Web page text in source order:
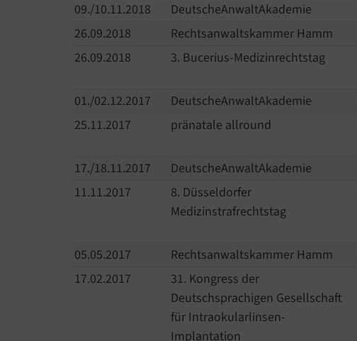
09./10.11.2018 DeutscheAnwaltAkademie
26.09.2018
Rechtsanwaltskammer Hamm
26.09.2018
3. Bucerius-Medizinrechtstag
01./02.12.2017
DeutscheAnwaltAkademie
25.11.2017
pränatale allround
17./18.11.2017
DeutscheAnwaltAkademie
11.11.2017
8. Düsseldorfer
Medizinstrafrechtstag
05.05.2017
Rechtsanwaltskammer Hamm
17.02.2017
31. Kongress der
Deutschsprachigen Gesellschaft
für Intraokularlinsen-
Implantation